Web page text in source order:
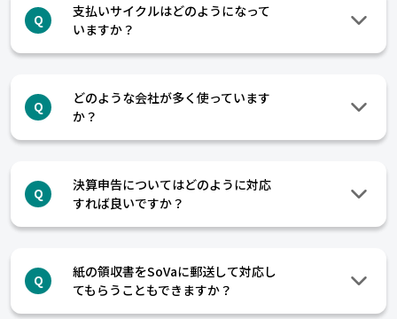
Q
支払いサイクルはどのようになって
いますか？
Q
どのような会社が多く使っています
か？
Q
決算申告についてはどのように対応
すれば良いですか？
Q
紙の領収書をSoVaに郵送して対応し
てもらうこともできますか？